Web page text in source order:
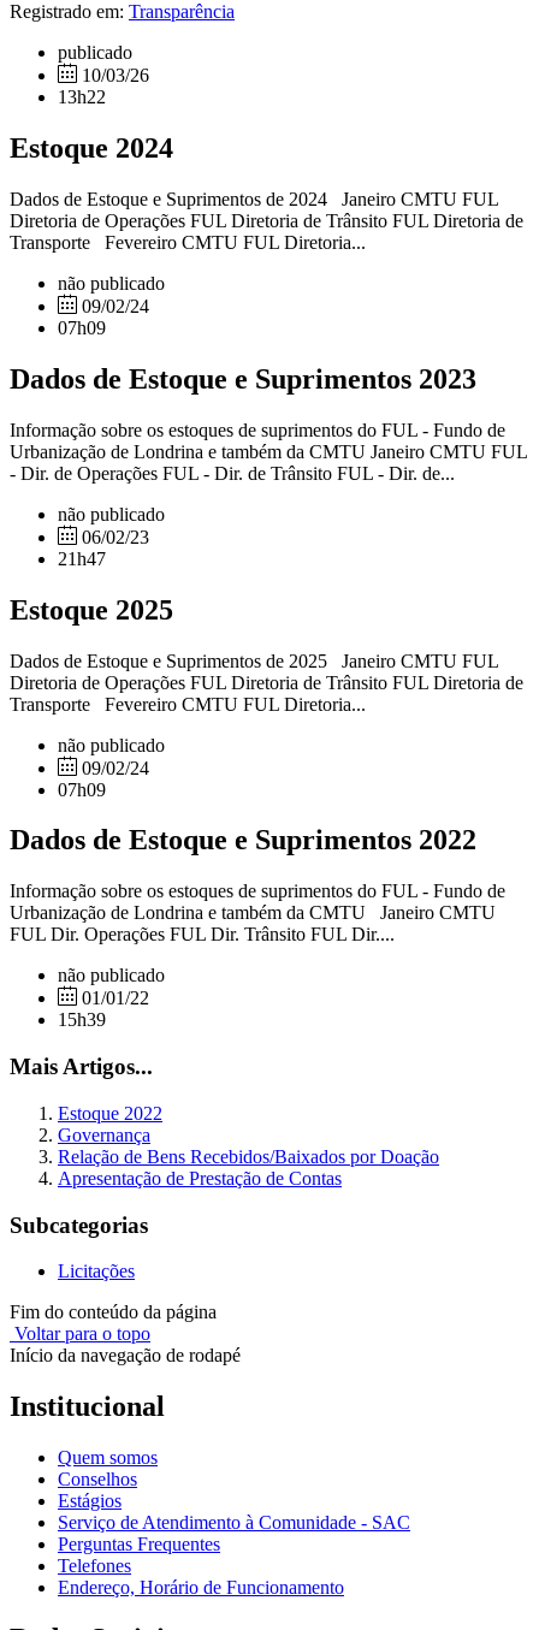
Registrado em: Transparência
publicado
10/03/26
13h22
Estoque 2024
Dados de Estoque e Suprimentos de 2024 Janeiro CMTU FUL
Diretoria de Operações FUL Diretoria de Trânsito FUL Diretoria de
Transporte Fevereiro CMTU FUL Diretoria...
não publicado
09/02/24
07h09
Dados de Estoque e Suprimentos 2023
Informação sobre os estoques de suprimentos do FUL - Fundo de
Urbanização de Londrina e também da CMTU Janeiro CMTU FUL
- Dir. de Operações FUL - Dir. de Trânsito FUL - Dir. de...
não publicado
06/02/23
21h47
Estoque 2025
Dados de Estoque e Suprimentos de 2025 Janeiro CMTU FUL
Diretoria de Operações FUL Diretoria de Trânsito FUL Diretoria de
Transporte Fevereiro CMTU FUL Diretoria...
não publicado
09/02/24
07h09
Dados de Estoque e Suprimentos 2022
Informação sobre os estoques de suprimentos do FUL - Fundo de
Urbanização de Londrina e também da CMTU Janeiro CMTU
FUL Dir. Operações FUL Dir. Trânsito FUL Dir....
não publicado
01/01/22
15h39
Mais Artigos...
Estoque 2022
Governança
Relação de Bens Recebidos/Baixados por Doação
Apresentação de Prestação de Contas
Subcategorias
Licitações
Fim do conteúdo da página
Voltar para o topo
Início da navegação de rodapé
Institucional
Quem somos
Conselhos
Estágios
Serviço de Atendimento à Comunidade - SAC
Perguntas Frequentes
Telefones
Endereço, Horário de Funcionamento